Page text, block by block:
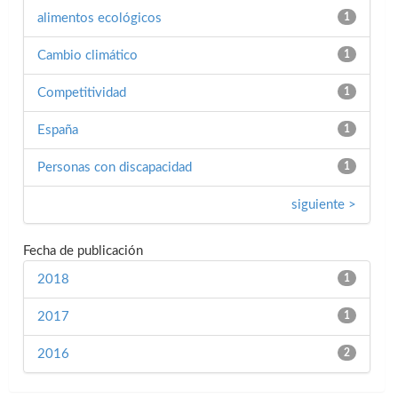
1
alimentos ecológicos
1
Cambio climático
1
Competitividad
1
España
1
Personas con discapacidad
siguiente >
Fecha de publicación
1
2018
1
2017
2
2016